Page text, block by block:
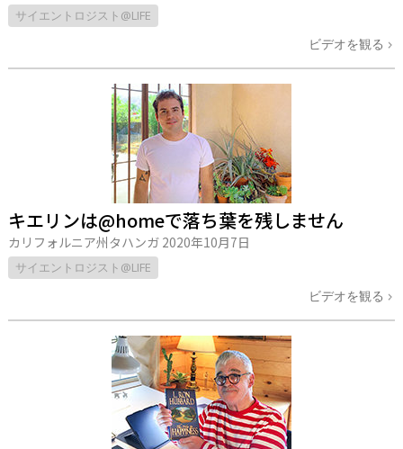
サイエントロジスト@LIFE
ビデオを観る
キエリンは@homeで落ち葉を残しません
カリフォルニア州タハンガ 2020年10月7日
サイエントロジスト@LIFE
ビデオを観る